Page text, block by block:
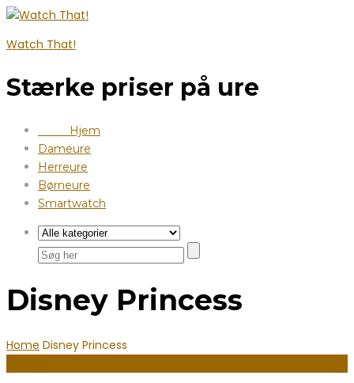
Watch That!
Stærke priser på ure
Hjem
Dameure
Herreure
Børneure
Smartwatch
Disney Princess
Home Disney Princess